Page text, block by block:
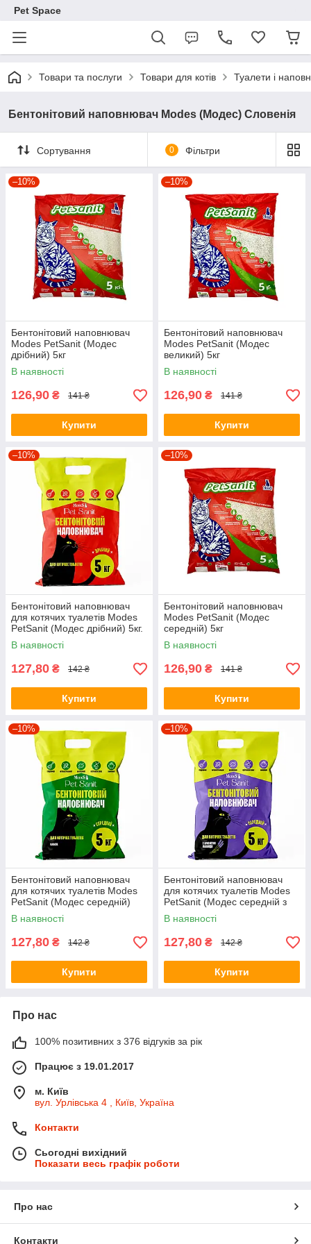
Pet Space
Товари та послуги Товари для котів Туалети і
Бентонітовий наповнювач Modes (Модес) Словенія
Сортування 0 Фільтри
–10%
Бентонітовий наповнювач
Modes PetSanit (Модес
дрібний) 5кг
В наявності
126,90 ₴ 141 ₴
Купити
–10%
Бентонітовий наповнювач
Modes PetSanit (Модес
великий) 5кг
В наявності
126,90 ₴ 141 ₴
Купити
–10%
Бентонітовий наповнювач
для котячих туалетів Modes
PetSanit (Модес дрібний) 5кг.
В наявності
127,80 ₴ 142 ₴
Купити
–10%
Бентонітовий наповнювач
Modes PetSanit (Модес
середній) 5кг
В наявності
126,90 ₴ 141 ₴
Купити
–10%
Бентонітовий наповнювач
для котячих туалетів Modes
PetSanit (Модес середній)
5кг.
В наявності
127,80 ₴ 142 ₴
Купити
–10%
Бентонітовий наповнювач
для котячих туалетів Modes
PetSanit (Модес середній з
ароматом лаванди) 5кг.
В наявності
127,80 ₴ 142 ₴
Купити
Про нас
100% позитивних з 376 відгуків за рік
Працює з 19.01.2017
м. Київ
вул. Урлівська 4 , Київ, Україна
Контакти
Сьогодні вихідний
Показати весь графік роботи
Про нас
Контакти